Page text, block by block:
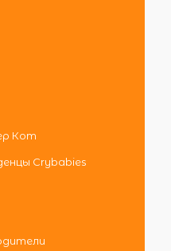
Кот
Crybabies